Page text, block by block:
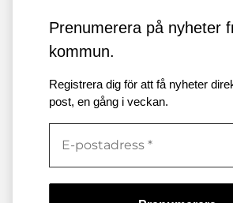
Prenumerera på nyheter
kommun.
Registrera dig för att få nyheter
post, en gång i veckan.